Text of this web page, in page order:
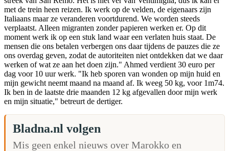
met de trein heen reizen. Ik werk op de velden, de eigenaars zijn
Italiaans maar ze veranderen voortdurend. We worden steeds
verplaatst. Alleen migranten zonder papieren werken er. Op dit
moment werk ik op een stuk land waar een verlaten huis staat. De
mensen die ons betalen verbergen ons daar tijdens de pauzes die ze
ons overdag geven, zodat de autoriteiten niet ontdekken dat we daar
werken of wat ze aan het doen zijn." Ahmed verdient 30 euro per
dag voor 10 uur werk. "Ik heb sporen van wonden op mijn huid en
mijn gewicht neemt maand na maand af. Ik weeg 50 kg, voor 1m74.
Ik ben in de laatste drie maanden 12 kg afgevallen door mijn werk
en mijn situatie," betreurt de dertiger.
Bladna.nl volgen
Mis geen enkel nieuws over Marokko en